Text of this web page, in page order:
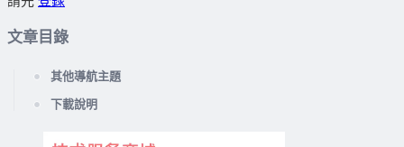
文章目錄
其他導航主題
下載說明